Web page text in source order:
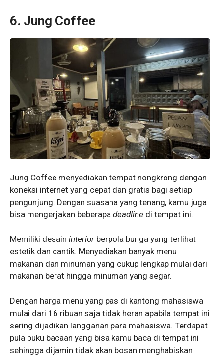
6. Jung Coffee
Jung Coffee menyediakan tempat nongkrong dengan
koneksi internet yang cepat dan gratis bagi setiap
pengunjung. Dengan suasana yang tenang, kamu juga
bisa mengerjakan beberapa deadline di tempat ini.
Memiliki desain interior berpola bunga yang terlihat
estetik dan cantik. Menyediakan banyak menu
makanan dan minuman yang cukup lengkap mulai dari
makanan berat hingga minuman yang segar.
Dengan harga menu yang pas di kantong mahasiswa
mulai dari 16 ribuan saja tidak heran apabila tempat ini
sering dijadikan langganan para mahasiswa. Terdapat
pula buku bacaan yang bisa kamu baca di tempat ini
sehingga dijamin tidak akan bosan menghabiskan